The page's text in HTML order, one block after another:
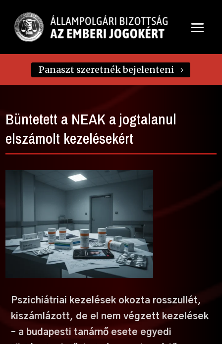
Panaszt szeretnék bejelenteni
Büntetett a NEAK a jogtalanul
elszámolt kezelésekért
Pszichiátriai kezelések okozta rosszullét,
kiszámlázott, de el nem végzett kezelések
– a budapesti tanárnő esete egyedi